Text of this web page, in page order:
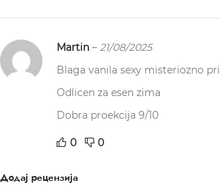
Martin – 21/08/2025
Blaga vanila sexy misteriozno
Odlicen za esen zima
Dobra proekcija 9/10
0 0
Додај рецензија